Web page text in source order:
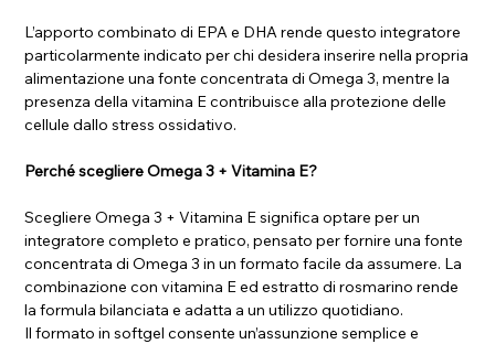
L’apporto combinato di EPA e DHA rende questo integratore
particolarmente indicato per chi desidera inserire nella propria
alimentazione una fonte concentrata di Omega 3, mentre la
presenza della vitamina E contribuisce alla protezione delle
cellule dallo stress ossidativo.
Perché scegliere Omega 3 + Vitamina E?
Scegliere Omega 3 + Vitamina E significa optare per un
integratore completo e pratico, pensato per fornire una fonte
concentrata di Omega 3 in un formato facile da assumere. La
combinazione con vitamina E ed estratto di rosmarino rende
la formula bilanciata e adatta a un utilizzo quotidiano.
Il formato in softgel consente un’assunzione semplice e